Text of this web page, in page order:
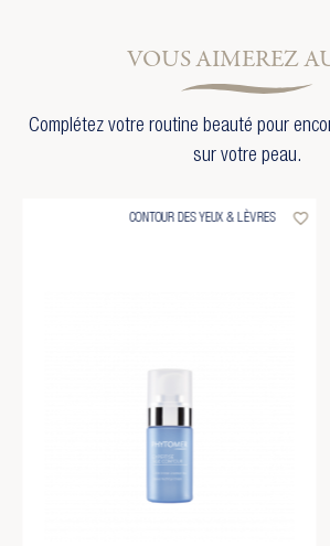
VOUS AIMEREZ
Complétez votre routine beauté pour
sur votre peau.
CONTOUR DES YEUX & LÈVRES favorite_border